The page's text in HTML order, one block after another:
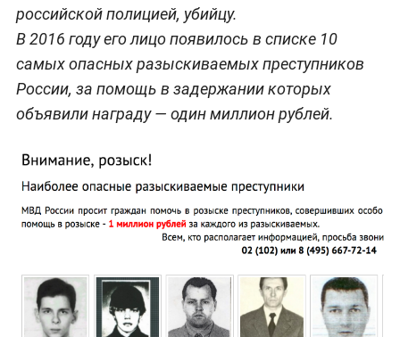
российской полицией, убийцу.
В 2016 году его лицо появилось в списке 10
самых опасных разыскиваемых преступников
России, за помощь в задержании которых
объявили награду — один миллион рублей.